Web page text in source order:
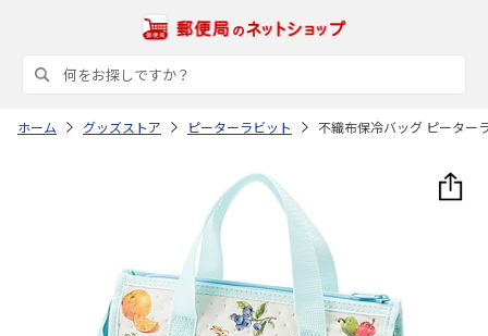
ホーム グッズストア ピーターラビット 不織布保冷バッグ ピーター